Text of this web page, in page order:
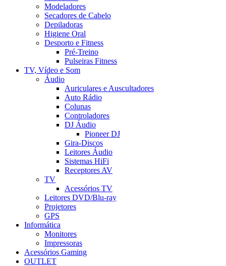
Modeladores
Secadores de Cabelo
Depiladoras
Higiene Oral
Desporto e Fitness
Pré-Treino
Pulseiras Fitness
TV, Vídeo e Som
Áudio
Auriculares e Auscultadores
Auto Rádio
Colunas
Controladores
DJ Áudio
Pioneer DJ
Gira-Discos
Leitores Áudio
Sistemas HiFi
Receptores AV
TV
Acessórios TV
Leitores DVD/Blu-ray
Projetores
GPS
Informática
Monitores
Impressoras
Acessórios Gaming
OUTLET